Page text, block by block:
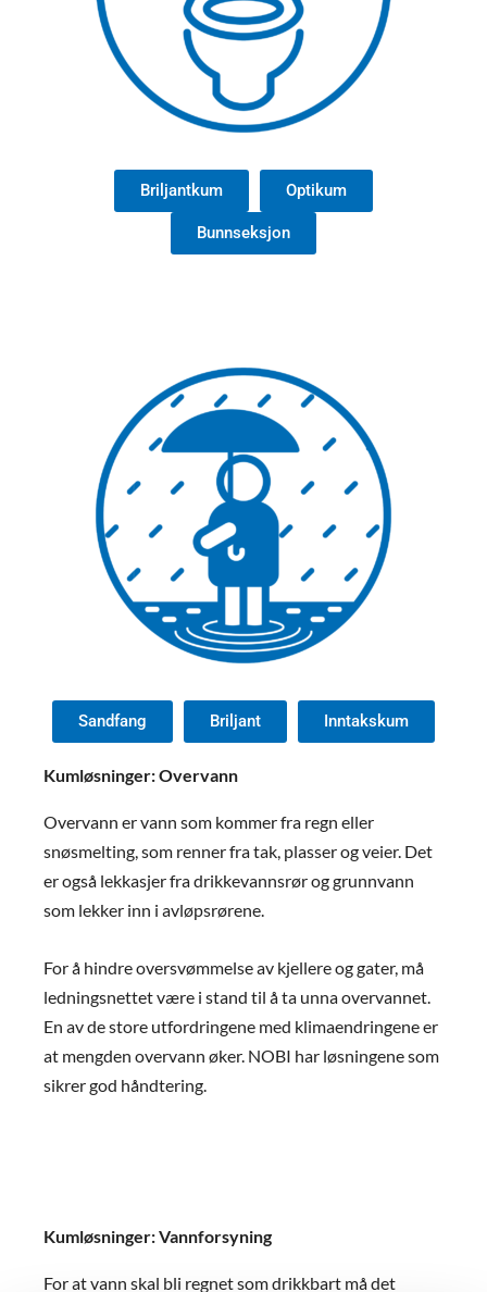
Briljantkum Optikum
Bunnseksjon
Sandfang Briljant Inntakskum
Kumløsninger: Overvann
Overvann er vann som kommer fra regn eller
snøsmelting, som renner fra tak, plasser og veier. Det
er også lekkasjer fra drikkevannsrør og grunnvann
som lekker inn i avløpsrørene.
For å hindre oversvømmelse av kjellere og gater, må
ledningsnettet være i stand til å ta unna overvannet.
En av de store utfordringene med klimaendringene er
at mengden overvann øker. NOBI har løsningene som
sikrer god håndtering.
Kumløsninger: Vannforsyning
For at vann skal bli regnet som drikkbart må det